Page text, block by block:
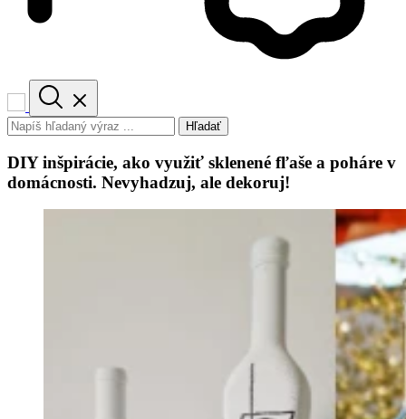
Hľadať
DIY inšpirácie, ako využiť sklenené fľaše a poháre v
domácnosti. Nevyhadzuj, ale dekoruj!